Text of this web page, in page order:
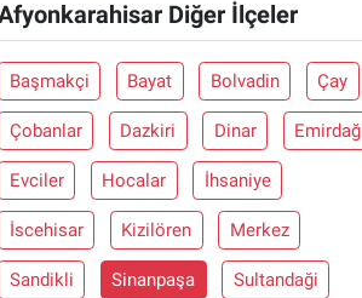
14 Diğer İlçeler
Başmakçi Bayat Bolvadin Çay
Çobanlar Dazkiri Dinar Emirdağ
Evciler Hocalar İhsaniye
İscehisar Kizilören Merkez
Sandikli Sinanpaşa Sultandaği